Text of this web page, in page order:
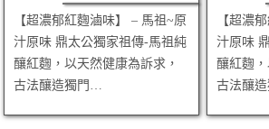
【超濃郁紅麴滷味】 – 馬祖~原
汁原味 鼎太公獨家祖傳-馬祖純
釀紅麴，以天然健康為訴求，
古法釀造獨門…
【超濃
汁原味
釀紅麴
古法釀